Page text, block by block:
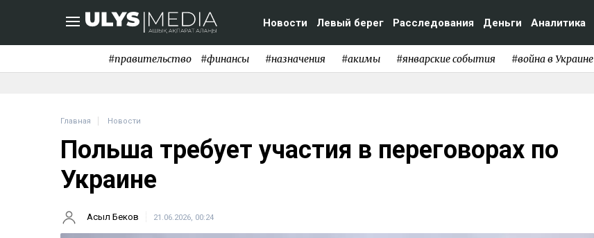
Новости Левый берег Расследования Деньги Аналитика
#правительство #финансы #назначения #акимы #январские события #война в Украине
Главная Новости
Польша требует участия в переговорах по
Украине
Асыл Беков 21.06.2026, 00:24